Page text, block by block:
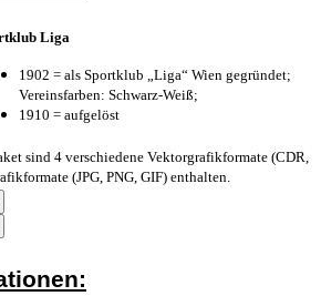
Liga
1902 = als Sportklub „Liga“ Wien gegründet;
Vereinsfarben: Schwarz-Weiß;
1910 = aufgelöst
sind 4 verschiedene Vektorgrafikformate (CDR,
(JPG, PNG, GIF) enthalten.